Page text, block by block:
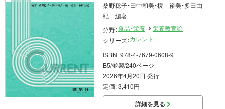
桑野稔子・田中和美・榎 裕美・多田由
紀 編著
分野：食品・栄養
栄養教育論
シリーズ：カレント
ISBN: 978-4-7679-0608-9
B5/並製/240ページ
2026年4月20日 発行
定価: 3,410円
詳細を見る